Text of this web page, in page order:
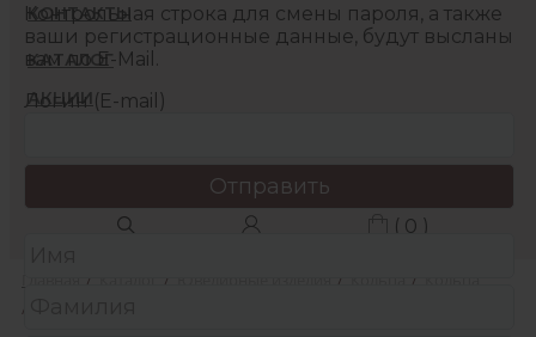
КОНТАКТЫ
КАТАЛОГ
АКЦИИ
( 0 )
/ / / /
/
Контрольная строка для смены пароля, а также
ваши регистрационные данные, будут высланы
вам по E-Mail.
Логин (E-mail)